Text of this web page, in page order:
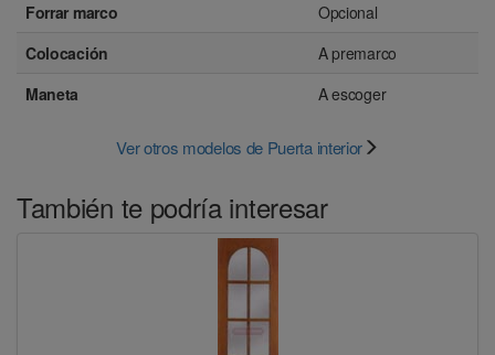
Forrar marco
Opcional
Colocación
A premarco
Maneta
A escoger
Ver otros modelos de Puerta interior
También te podría interesar